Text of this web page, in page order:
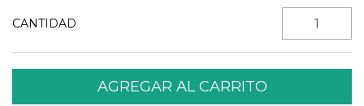
CANTIDAD